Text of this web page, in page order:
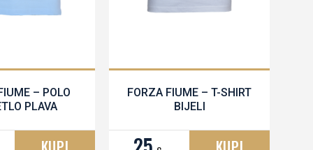
– POLO
PLAVA
FORZA FIUME – T-SHIRT
BIJELI